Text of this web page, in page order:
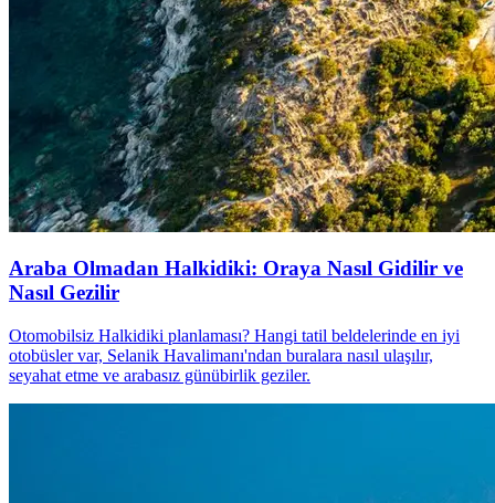
Araba Olmadan Halkidiki: Oraya Nasıl Gidilir ve
Nasıl Gezilir
Otomobilsiz Halkidiki planlaması? Hangi tatil beldelerinde en iyi
otobüsler var, Selanik Havalimanı'ndan buralara nasıl ulaşılır,
seyahat etme ve arabasız günübirlik geziler.